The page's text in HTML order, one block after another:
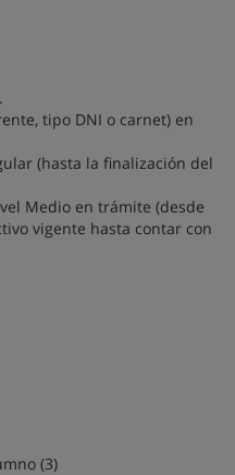
tipo DNI o carnet) en
(hasta la finalización del
Medio en trámite (desde
vigente hasta contar con
(3)